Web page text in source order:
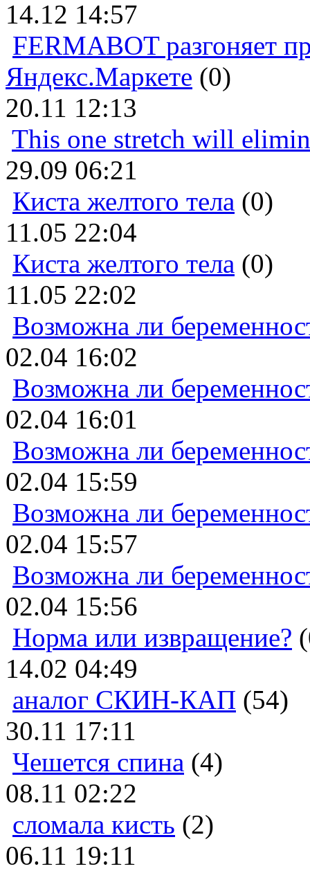
14.12 14:57
FERMABOT разгоняет
Яндекс.Маркете (0)
20.11 12:13
This one stretch will
29.09 06:21
Киста желтого тела (0)
11.05 22:04
Киста желтого тела (0)
11.05 22:02
Возможна ли
02.04 16:02
Возможна ли
02.04 16:01
Возможна ли
02.04 15:59
Возможна ли
02.04 15:57
Возможна ли
02.04 15:56
Норма или извращение?
14.02 04:49
аналог СКИН-КАП (54)
30.11 17:11
Чешется спина (4)
08.11 02:22
сломала кисть (2)
06.11 19:11